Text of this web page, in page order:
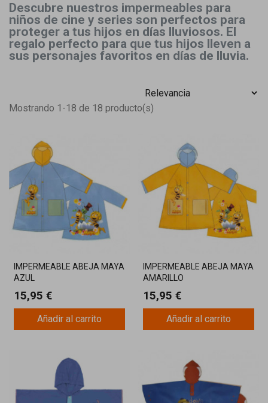
Descubre nuestros impermeables para
niños de cine y series son perfectos para
proteger a tus hijos en días lluviosos. El
regalo perfecto para que tus hijos lleven a
sus personajes favoritos en días de lluvia.
Mostrando 1-18 de 18 producto(s)
IMPERMEABLE ABEJA MAYA
AZUL
15,95 €
Añadir al carrito
IMPERMEABLE ABEJA MAYA
AMARILLO
15,95 €
Añadir al carrito